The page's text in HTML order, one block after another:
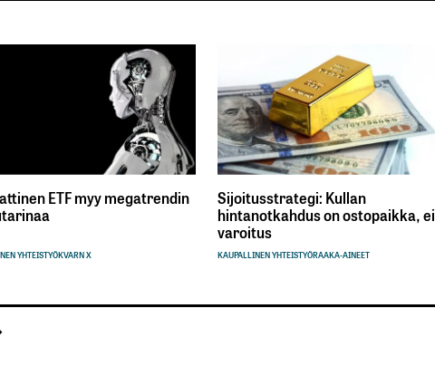
ETF myy megatrendin
YHTEISTYÖKVARN X
Sijoitusstrategi: Kullan
hintanotkahdus on ostopaikka, ei
varoitus
KAUPALLINEN YHTEISTYÖRAAKA-AINEET